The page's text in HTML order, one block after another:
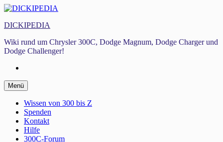
Zum
springen
DICKIPEDIA
Wiki rund um Chrysler 300C, Dodge Magnum, Dodge Charger und
Dodge Challenger!
Menü Zum
Inhalt
springen
Wissen von 300 bis Z
Spenden
Kontakt
Hilfe
300C-Forum